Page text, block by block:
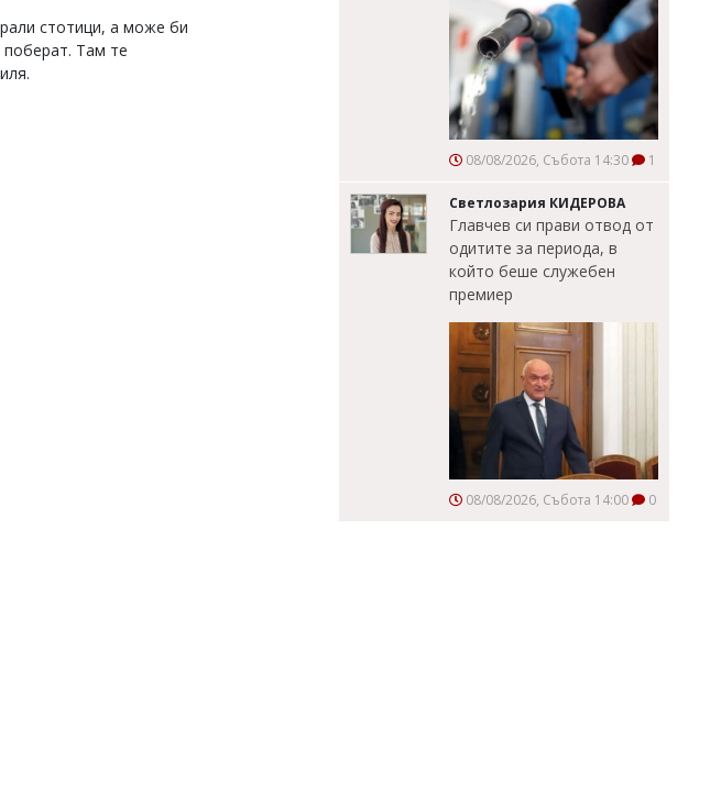
стотици, а може би
поберат. Там те
08/08/2026, Събота 14:30 1
Светлозария КИДЕРОВА
Главчев си прави отвод от
одитите за периода, в
който беше служебен
премиер
08/08/2026, Събота 14:00 0